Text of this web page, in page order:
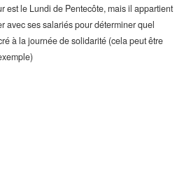
est le Lundi de Pentecôte, mais il appartient
avec ses salariés pour déterminer quel
à la journée de solidarité (cela peut être